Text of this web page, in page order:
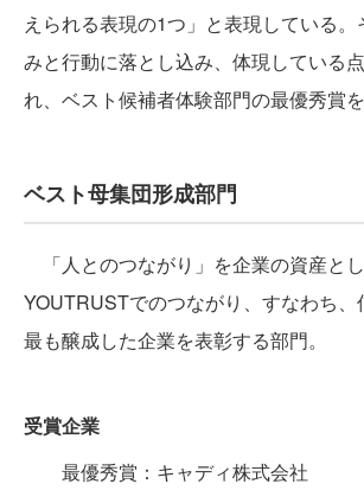
えられる表現の1つ」と表現している。
みと行動に落とし込み、体現している
れ、ベスト候補者体験部門の最優秀賞を
ベスト母集団形成部門
「人とのつながり」を企業の資産とし
YOUTRUSTでのつながり、すなわち、
最も醸成した企業を表彰する部門。
受賞企業
最優秀賞：キャディ株式会社